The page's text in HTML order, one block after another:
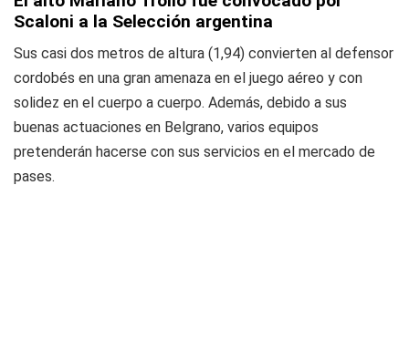
Scaloni a la Selección argentina
Sus casi dos metros de altura (1,94) convierten al defensor
cordobés en una gran amenaza en el juego aéreo y con
solidez en el cuerpo a cuerpo. Además, debido a sus
buenas actuaciones en Belgrano, varios equipos
pretenderán hacerse con sus servicios en el mercado de
pases.